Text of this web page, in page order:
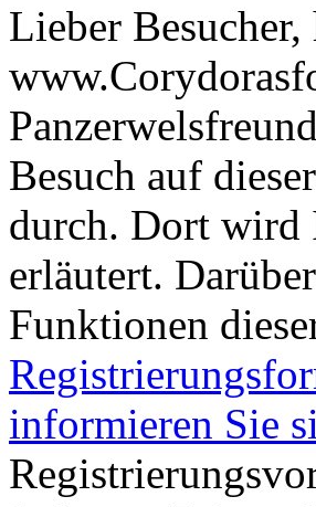
Lieber
Besuch auf
durch. Dort wird
erläutert.
Funktionen
informieren Sie